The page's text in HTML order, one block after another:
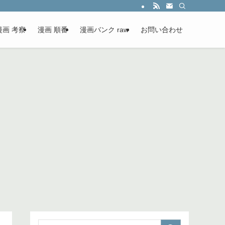
画 考察 漫画 順番 漫画バンク raw お問い合わせ